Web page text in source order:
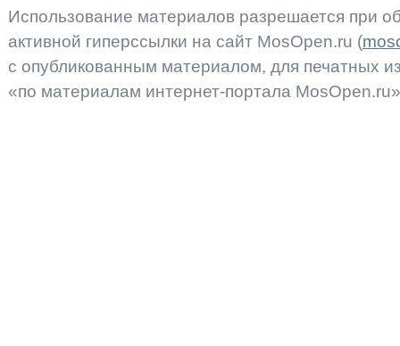
Использование материалов разрешается при
активной гиперссылки на сайт MosOpen.ru (
с опубликованным материалом, для печатных
«по материалам интернет-портала